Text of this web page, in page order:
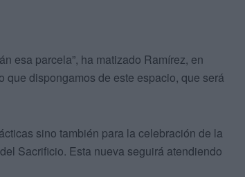
esa parcela”, ha matizado Ramírez, en
que dispongamos de este espacio, que será
sino también para la celebración de la
Sacrificio. Esta nueva seguirá atendiendo